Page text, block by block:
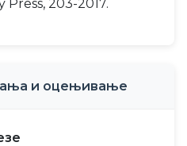
203-2017.
и оцењивање